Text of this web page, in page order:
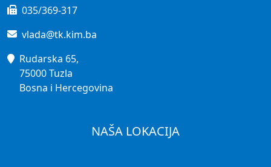
035/369-317
vlada@tk.kim.ba
Rudarska 65,
75000 Tuzla
Bosna i Hercegovina
NAŠA LOKACIJA